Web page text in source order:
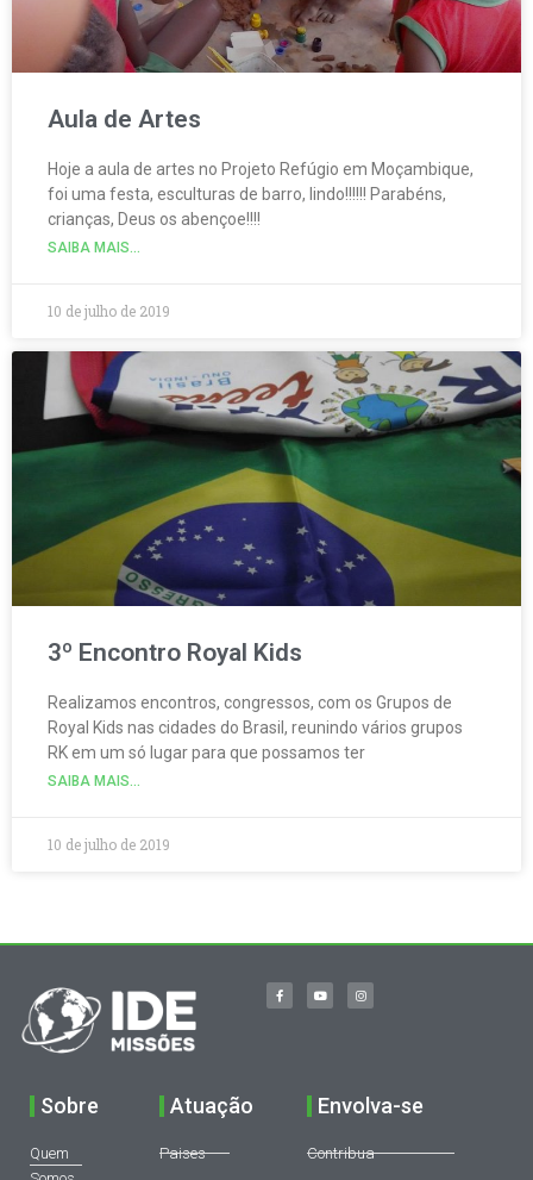
Aula de Artes
Hoje a aula de artes no Projeto Refúgio em Moçambique,
foi uma festa, esculturas de barro, lindo!!!!!! Parabéns,
crianças, Deus os abençoe!!!!
SAIBA MAIS...
10 de julho de 2019
3º Encontro Royal Kids
Realizamos encontros, congressos, com os Grupos de
Royal Kids nas cidades do Brasil, reunindo vários grupos
RK em um só lugar para que possamos ter
SAIBA MAIS...
10 de julho de 2019
Sobre
Quem
Atuação
Paises
Envolva-se
Contribua